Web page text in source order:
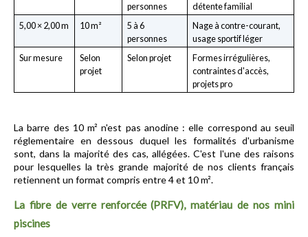
personnes
détente familial
5,00 × 2,00 m
10 m²
5 à 6
personnes
Nage à contre-courant,
usage sportif léger
Sur mesure
Selon
projet
Selon projet
Formes irrégulières,
contraintes d'accès,
projets pro
La barre des 10 m² n'est pas anodine : elle correspond au seuil
réglementaire en dessous duquel les formalités d'urbanisme
sont, dans la majorité des cas, allégées. C'est l'une des raisons
pour lesquelles la très grande majorité de nos clients français
retiennent un format compris entre 4 et 10 m².
La fibre de verre renforcée (PRFV), matériau de nos mini
piscines